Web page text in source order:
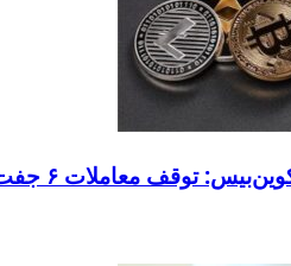
۶ جفت رمزارز و ورود ۳ دارایی جدید